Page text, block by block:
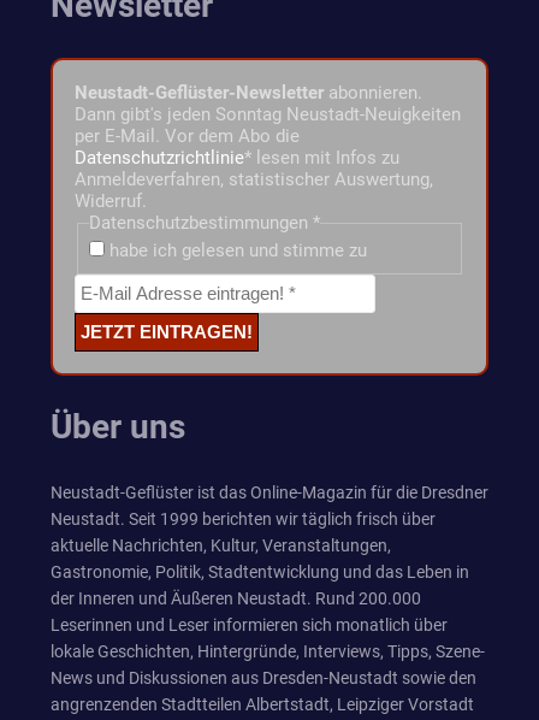
Neustadt-Geflüster-Newsletter abonnieren.
Dann gibt's jeden Sonntag Neustadt-Neuigkeiten
per E-Mail. Vor dem Abo die
Datenschutzrichtlinie* lesen mit Infos zu
Anmeldeverfahren, statistischer Auswertung,
Widerruf.
Datenschutzbestimmungen *
habe ich gelesen und stimme zu
Über uns
Neustadt-Geflüster ist das Online-Magazin für die Dresdner
Neustadt. Seit 1999 berichten wir täglich frisch über
aktuelle Nachrichten, Kultur, Veranstaltungen,
Gastronomie, Politik, Stadtentwicklung und das Leben in
der Inneren und Äußeren Neustadt. Rund 200.000
Leserinnen und Leser informieren sich monatlich über
lokale Geschichten, Hintergründe, Interviews, Tipps, Szene-
News und Diskussionen aus Dresden-Neustadt sowie den
angrenzenden Stadtteilen Albertstadt, Leipziger Vorstadt